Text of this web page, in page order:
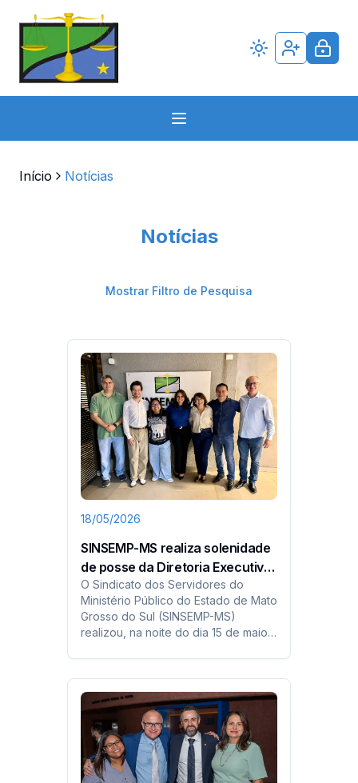
Início Notícias
Notícias
Mostrar Filtro de Pesquisa
18/05/2026
SINSEMP-MS realiza solenidade
de posse da Diretoria Executiva
para o triênio 2026/2029
O Sindicato dos Servidores do
Ministério Público do Estado de Mato
Grosso do Sul (SINSEMP-MS)
realizou, na noite do dia 15 de maio,
2026/2029...